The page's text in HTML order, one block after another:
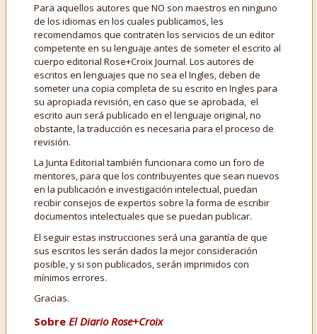
Para aquellos autores que NO son maestros en ninguno
de los idiomas en los cuales publicamos, les
recomendamos que contraten los servicios de un editor
competente en su lenguaje antes de someter el escrito al
cuerpo editorial Rose+Croix Journal. Los autores de
escritos en lenguajes que no sea el Ingles, deben de
someter una copia completa de su escrito en Ingles para
su apropiada revisión, en caso que se aprobada, el
escrito aun será publicado en el lenguaje original, no
obstante, la traducción es necesaria para el proceso de
revisión.
La Junta Editorial también funcionara como un foro de
mentores, para que los contribuyentes que sean nuevos
en la publicación e investigación intelectual, puedan
recibir consejos de expertos sobre la forma de escribir
documentos intelectuales que se puedan publicar.
El seguir estas instrucciones será una garantía de que
sus escritos les serán dados la mejor consideración
posible, y si son publicados, serán imprimidos con
mínimos errores.
Gracias.
Sobre El Diario Rose+Croix